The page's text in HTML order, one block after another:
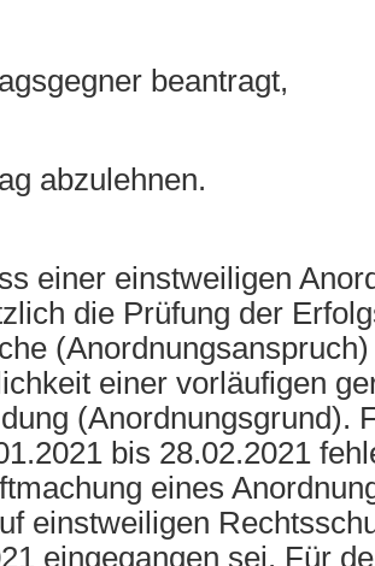
beantragt,
abzulehnen.
einer einstweiligen
die Prüfung der
einer vorläufigen
(Anordnungsgrund).
bis 28.02.2021
eines
einstweiligen
eingegangen sei. Für